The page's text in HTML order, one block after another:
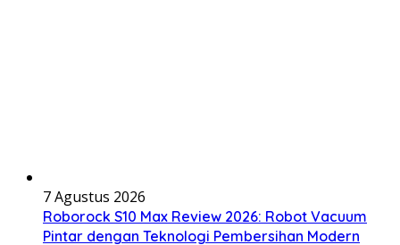
7 Agustus 2026
Roborock S10 Max Review 2026: Robot Vacuum
Pintar dengan Teknologi Pembersihan Modern